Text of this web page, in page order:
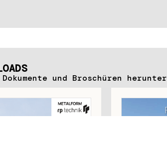
und Broschüren herunter